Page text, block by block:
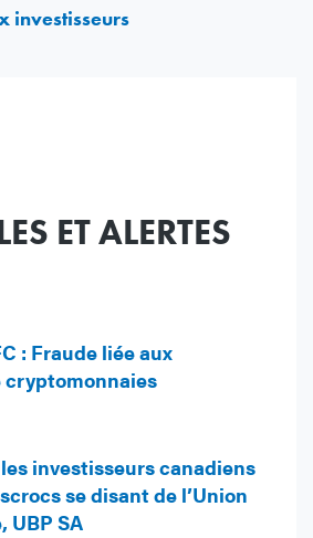
investisseurs
ET ALERTES
: Fraude liée aux
investisseurs canadiens
se disant de l’Union
UBP SA